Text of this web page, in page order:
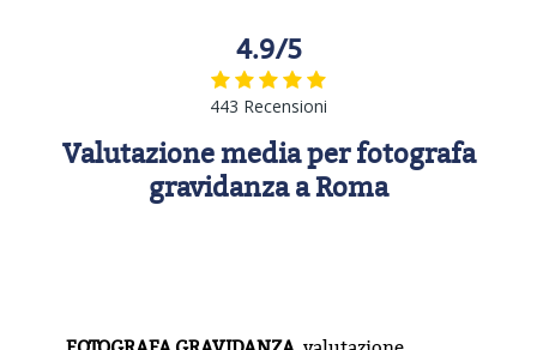
4.9/5
443 Recensioni
Valutazione media per fotografa
gravidanza a Roma